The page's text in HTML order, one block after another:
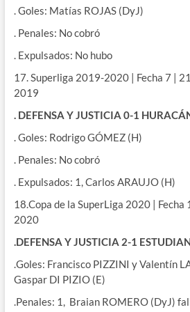
. Goles: Matías ROJAS (DyJ)
. Penales: No cobró
. Expulsados: No hubo
17. Superliga 2019-2020 | Fecha 7 |
2019
. DEFENSA Y JUSTICIA 0-1
. Goles: Rodrigo GÓMEZ (H)
. Penales: No cobró
. Expulsados: 1, Carlos ARAUJO (H)
18.Copa de la SuperLiga 2020 | Fecha
2020
.DEFENSA Y JUSTICIA 2-1
.Goles: Francisco PIZZINI y Valentín
Gaspar DI PIZIO (E)
.Penales: 1, Braian ROMERO (DyJ)